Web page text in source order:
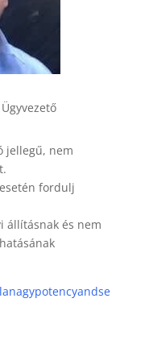
jellegű, nem
fordulj
állításnak és nem